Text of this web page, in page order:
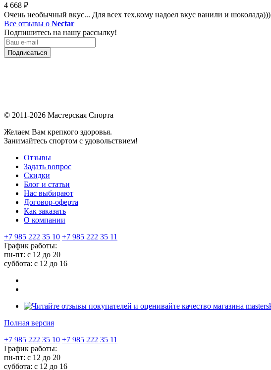
4 668 ₽
Очень необычный вкус... Для всех тех,кому надоел вкус ванили и шоколада)))
Все отзывы о Nectar
Подпишитесь на нашу рассылку!
Подписаться
© 2011-2026 Мастерская Спорта
Желаем Вам крепкого здоровья.
Занимайтесь спортом с удовольствием!
Отзывы
Задать вопрос
Скидки
Блог и статьи
Нас выбирают
Договор-оферта
Как заказать
О компании
+7 985 222 35 10 +7 985 222 35 11
График работы:
пн-пт: с 12 до 20
суббота: c 12 до 16
Полная версия
+7 985 222 35 10 +7 985 222 35 11
График работы:
пн-пт: с 12 до 20
суббота: c 12 до 16